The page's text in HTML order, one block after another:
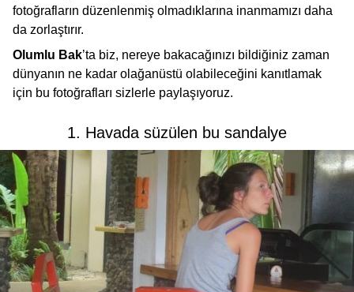
fotoğrafların düzenlenmiş olmadıklarına inanmamızı daha
da zorlaştırır.
Olumlu Bak’ta biz, nereye bakacağınızı bildiğiniz zaman
dünyanın ne kadar olağanüstü olabileceğini kanıtlamak
için bu fotoğrafları sizlerle paylaşıyoruz.
1. Havada süzülen bu sandalye